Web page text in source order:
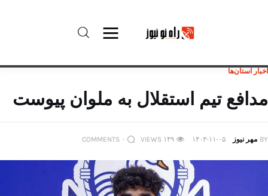
ارتباط با راه‌ نو نیوز
حفظ حریم شخصی
اخبار استان‌ها
مدافع تیم استقلال به ملوان پیوست
BY مهر نیوز ۱۴۰۳-۱۱-۰۵ ۱۴۹ VIEWS ۰ COMMENTS